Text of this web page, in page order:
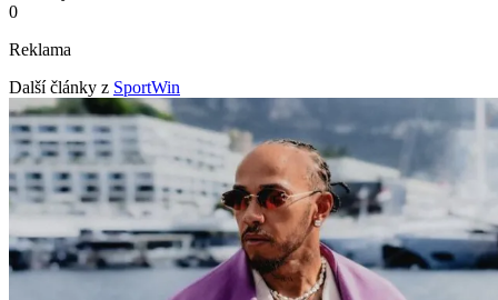
0
Reklama
Další články z SportWin